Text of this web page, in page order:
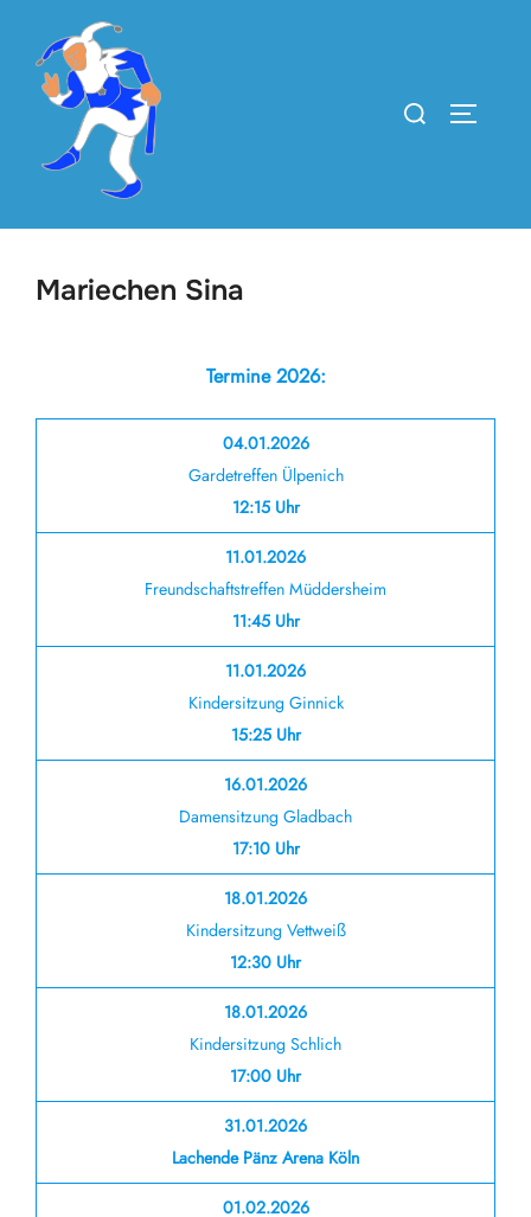
springen
Suchen
nach:
Mariechen Sina
Termine 2026:
04.01.2026
Gardetreffen Ülpenich
12:15 Uhr
11.01.2026
Freundschaftstreffen Müddersheim
11:45 Uhr
11.01.2026
Kindersitzung Ginnick
15:25 Uhr
16.01.2026
Damensitzung Gladbach
17:10 Uhr
18.01.2026
Kindersitzung Vettweiß
12:30 Uhr
18.01.2026
Kindersitzung Schlich
17:00 Uhr
31.01.2026
Lachende Pänz Arena Köln
01.02.2026